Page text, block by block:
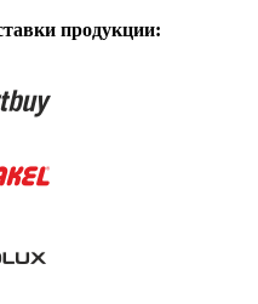
продукции: